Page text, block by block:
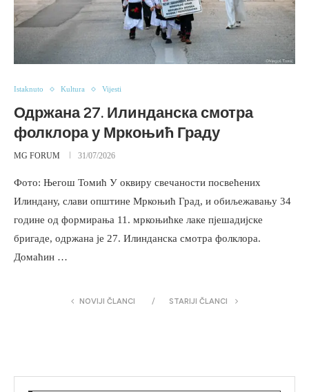
Istaknuto Kultura Vijesti
Одржана 27. Илинданска смотра
фолклора у Мркоњић Граду
MG FORUM 31/07/2026
Фото: Његош Томић У оквиру свечаности посвећених
Илиндану, слави општине Мркоњић Град, и обиљежавању 34
године од формирања 11. мркоњићке лаке пјешадијске
бригаде, одржана је 27. Илинданска смотра фолклора.
Домаћин …
NOVIJI ČLANCI STARIJI ČLANCI